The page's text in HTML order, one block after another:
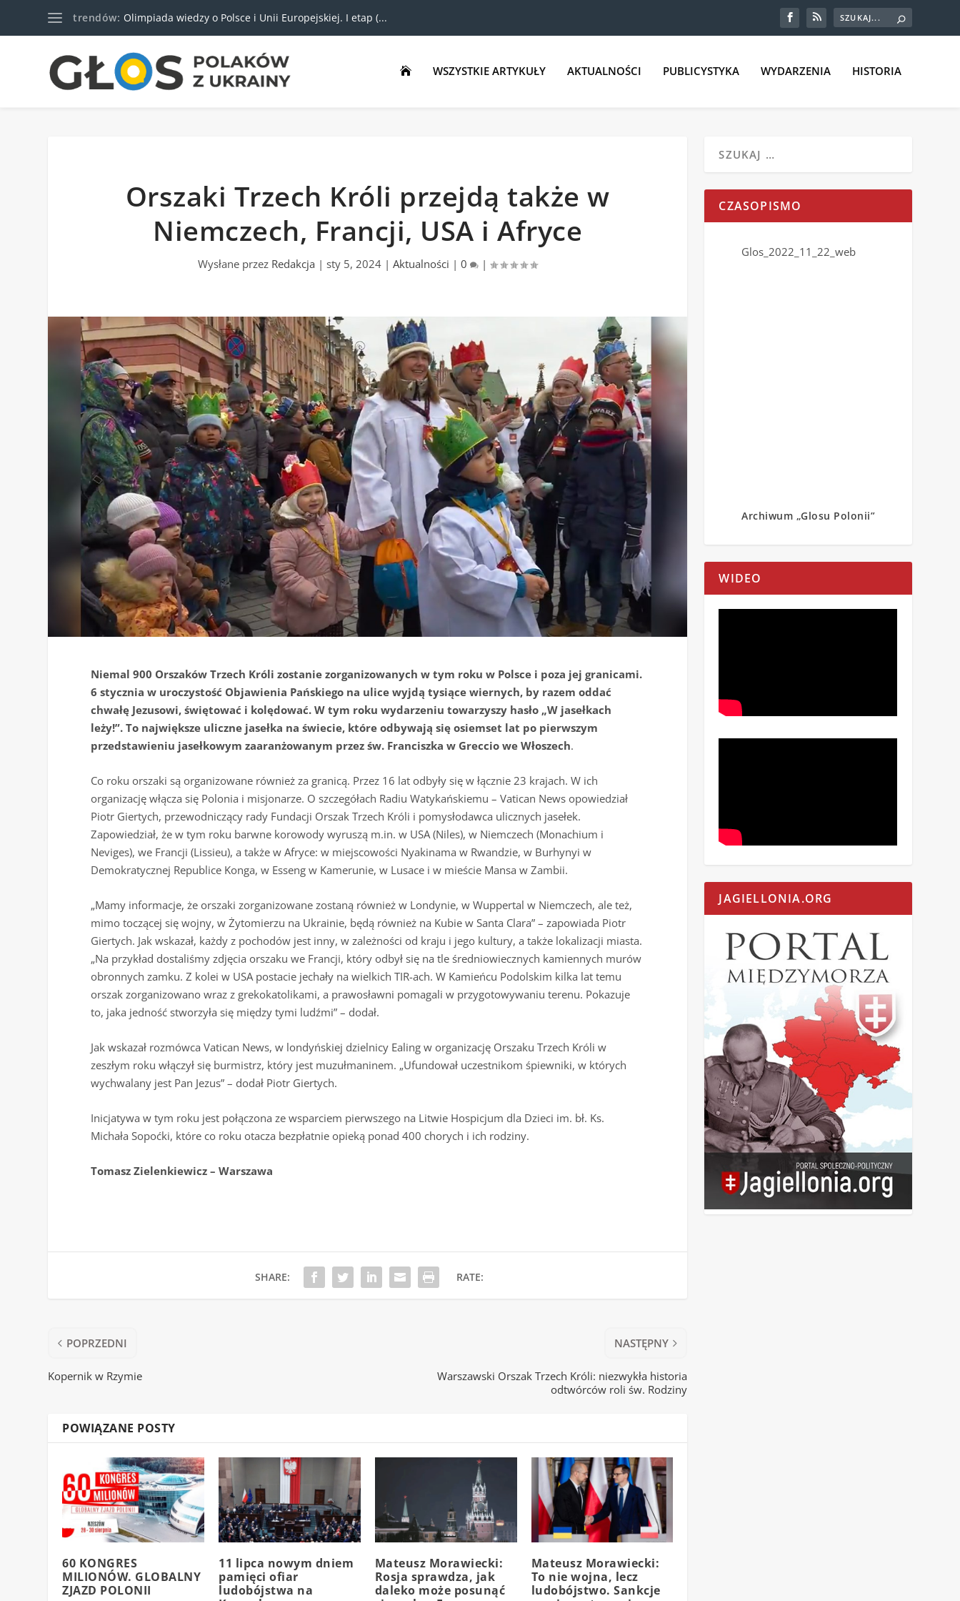
trendów: Olimpiada wiedzy o Polsce i Unii Europejskiej. I etap (...
 WSZYSTKIE ARTYKUŁY AKTUALNOŚCI PUBLICYSTYKA WYDARZENIA HISTORIA
Orszaki Trzech Króli przejdą także w
Niemczech, Francji, USA i Afryce
Wysłane przez Redakcja |sty 5, 2024 |Aktualności |0 |
Niemal 900 Orszaków Trzech Króli zostanie zorganizowanych w tym roku w Polsce i poza jej granicami.
6 stycznia w uroczystość Objawienia Pańskiego na ulice wyjdą tysiące wiernych, by razem oddać
chwałę Jezusowi, świętować i kolędować. W tym roku wydarzeniu towarzyszy hasło „W jasełkach
leży!”. To największe uliczne jasełka na świecie, które odbywają się osiemset lat po pierwszym
przedstawieniu jasełkowym zaaranżowanym przez św. Franciszka w Greccio we Włoszech.
Co roku orszaki są organizowane również za granicą. Przez 16 lat odbyły się w łącznie 23 krajach. W ich
organizację włącza się Polonia i misjonarze. O szczegółach Radiu Watykańskiemu – Vatican News opowiedział
Piotr Giertych, przewodniczący rady Fundacji Orszak Trzech Króli i pomysłodawca ulicznych jasełek.
Zapowiedział, że w tym roku barwne korowody wyruszą m.in. w USA (Niles), w Niemczech (Monachium i
Neviges), we Francji (Lissieu), a także w Afryce: w miejscowości Nyakinama w Rwandzie, w Burhynyi w
Demokratycznej Republice Konga, w Esseng w Kamerunie, w Lusace i w mieście Mansa w Zambii.
„Mamy informacje, że orszaki zorganizowane zostaną również w Londynie, w Wuppertal w Niemczech, ale też,
mimo toczącej się wojny, w Żytomierzu na Ukrainie, będą również na Kubie w Santa Clara” – zapowiada Piotr
Giertych. Jak wskazał, każdy z pochodów jest inny, w zależności od kraju i jego kultury, a także lokalizacji miasta.
„Na przykład dostaliśmy zdjęcia orszaku we Francji, który odbył się na tle średniowiecznych kamiennych murów
obronnych zamku. Z kolei w USA postacie jechały na wielkich TIR-ach. W Kamieńcu Podolskim kilka lat temu
orszak zorganizowano wraz z grekokatolikami, a prawosławni pomagali w przygotowywaniu terenu. Pokazuje
to, jaka jedność stworzyła się między tymi ludźmi” – dodał.
Jak wskazał rozmówca Vatican News, w londyńskiej dzielnicy Ealing w organizację Orszaku Trzech Króli w
zeszłym roku włączył się burmistrz, który jest muzułmaninem. „Ufundował uczestnikom śpiewniki, w których
wychwalany jest Pan Jezus” – dodał Piotr Giertych.
Inicjatywa w tym roku jest połączona ze wsparciem pierwszego na Litwie Hospicjum dla Dzieci im. bł. Ks.
Michała Sopoćki, które co roku otacza bezpłatnie opieką ponad 400 chorych i ich rodziny.
Tomasz Zielenkiewicz – Warszawa
SHARE: RATE:
POPRZEDNI
Kopernik w Rzymie
NASTĘPNY
Warszawski Orszak Trzech Króli: niezwykła historia
odtwórców roli św. Rodziny
POWIĄZANE POSTY
60 KONGRES
MILIONÓW. GLOBALNY
ZJAZD POLONII
11 lipca nowym dniem
pamięci ofiar
ludobójstwa na
Mateusz Morawiecki:
Rosja sprawdza, jak
daleko może posunąć
Mateusz Morawiecki:
To nie wojna, lecz
ludobójstwo. Sankcje
CZASOPISMO
Glos_2022_11_22_web
Archiwum „Glosu Polonii”
WIDEO
JAGIELLONIA.ORG